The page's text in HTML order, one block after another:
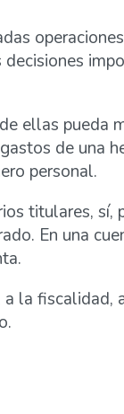
ellas pueda
de una
personal.
titulares, sí,
En una
la fiscalidad,